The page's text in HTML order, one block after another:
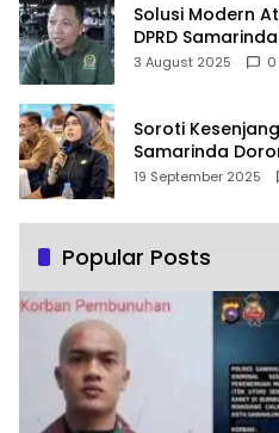
Solusi Modern
DPRD
PLTSA
3 August 2025 0
Soroti
Samarinda
Pemberdayaan
19 September 2025
Popular Posts